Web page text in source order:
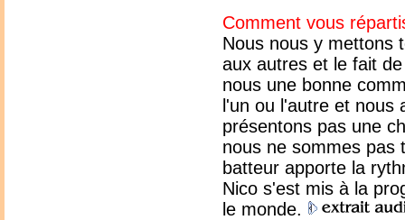
Comment vous
Nous nous y mettons
aux autres et le fait
nous une bonne
l'un ou l'autre et nous
présentons pas une
nous ne sommes pas
batteur apporte la
Nico s'est mis à la
le monde.